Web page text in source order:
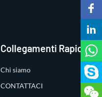
Collegamenti Rapidi
Chi siamo
CONTATTACI